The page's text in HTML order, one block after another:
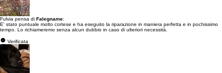
Fulvia pensa di Falegname:
E' stato puntuale molto cortese e ha eseguito la riparazione in maniera perfetta e in pochissimo
tempo. Lo richiameremo senza alcun dubbio in caso di ulteriori necessità.
Verificata